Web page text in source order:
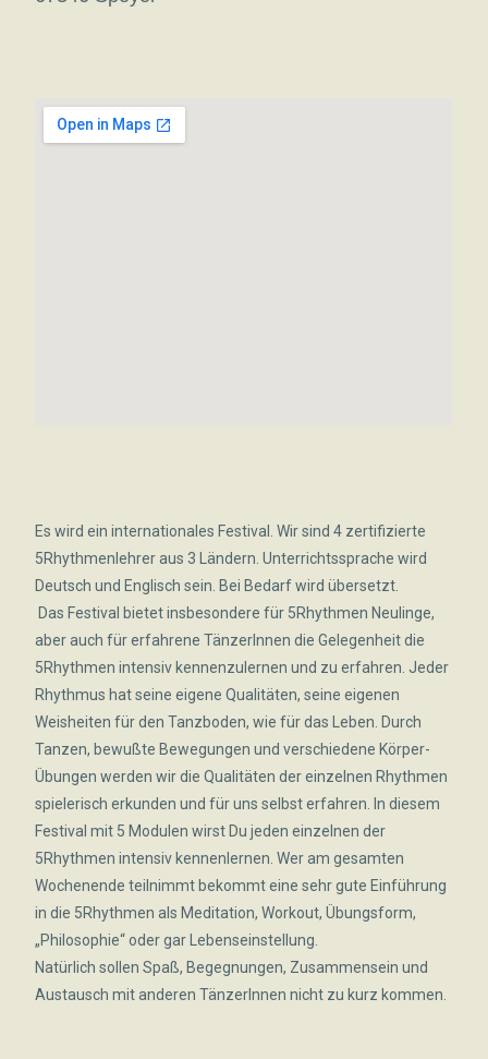
Es wird ein internationales Festival. Wir sind 4 zertifizierte
5Rhythmenlehrer aus 3 Ländern. Unterrichtssprache wird
Deutsch und Englisch sein. Bei Bedarf wird übersetzt.
Das Festival bietet insbesondere für 5Rhythmen Neulinge,
aber auch für erfahrene TänzerInnen die Gelegenheit die
5Rhythmen intensiv kennenzulernen und zu erfahren. Jeder
Rhythmus hat seine eigene Qualitäten, seine eigenen
Weisheiten für den Tanzboden, wie für das Leben. Durch
Tanzen, bewußte Bewegungen und verschiedene Körper-
Übungen werden wir die Qualitäten der einzelnen Rhythmen
spielerisch erkunden und für uns selbst erfahren. In diesem
Festival mit 5 Modulen wirst Du jeden einzelnen der
5Rhythmen intensiv kennenlernen. Wer am gesamten
Wochenende teilnimmt bekommt eine sehr gute Einführung
in die 5Rhythmen als Meditation, Workout, Übungsform,
„Philosophie“ oder gar Lebenseinstellung.
Natürlich sollen Spaß, Begegnungen, Zusammensein und
Austausch mit anderen TänzerInnen nicht zu kurz kommen.